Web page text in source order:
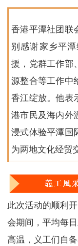
香港平潭社团联
别感谢家乡平
援，党群工作部
源整合等工作中
香江绽放。他表
港市民及海内外
浸式体验平潭国
为两地文化经贸
此次活动的顺利
会期间，平均每
高温，义工们自